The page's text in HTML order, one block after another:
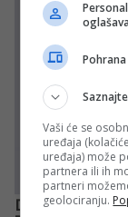
Vaši će se
uređaja
uređaja) može
partnera ili ih
partneri
geolociranju.